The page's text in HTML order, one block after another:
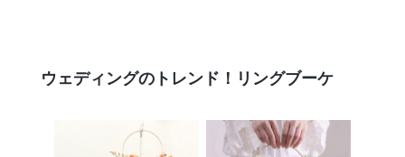
ウェディングのトレンド！リングブーケ